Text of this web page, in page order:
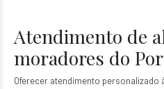
Atendimento de
moradores do
Oferecer atendimento personalizado